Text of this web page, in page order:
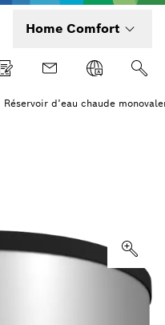
Home Comfort
Réservoir d’eau chaude